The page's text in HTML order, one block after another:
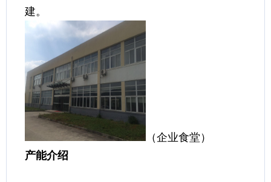
建。
（企业食堂）
产能介绍